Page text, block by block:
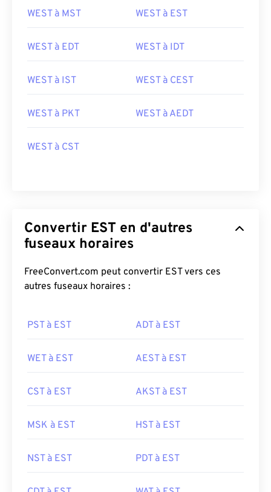
WEST à MST WEST à EST
WEST à EDT WEST à IDT
WEST à IST WEST à CEST
WEST à PKT WEST à AEDT
WEST à CST
Convertir EST en d'autres
fuseaux horaires
FreeConvert.com peut convertir EST vers ces
autres fuseaux horaires :
PST à EST ADT à EST
WET à EST AEST à EST
CST à EST AKST à EST
MSK à EST HST à EST
NST à EST PDT à EST